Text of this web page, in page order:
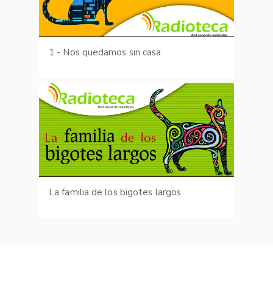
1 - Nos quedamos sin casa
La familia de los bigotes largos